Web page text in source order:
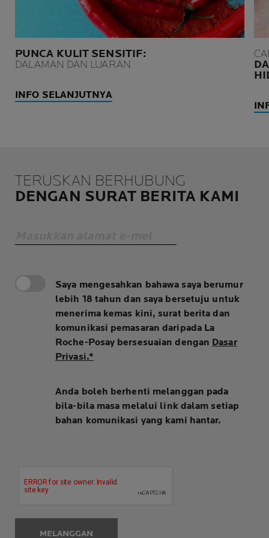
PUNCA KULIT SENSITIF:
DALAMAN DAN LUARAN
INFO SELANJUTNYA
TERUSKAN BERHUBUNG
DENGAN SURAT BERITA KAMI
Saya mengesahkan bahawa saya berumur
lebih 18 tahun dan saya bersetuju untuk
menerima kemas kini, surat berita dan
komunikasi pemasaran daripada La
Roche-Posay bersesuaian dengan Dasar
Privasi.*
Anda boleh berhenti melanggan pada
bila-bila masa melalui link dalam setiap
bahan komunikasi yang kami hantar.
MELANGGAN